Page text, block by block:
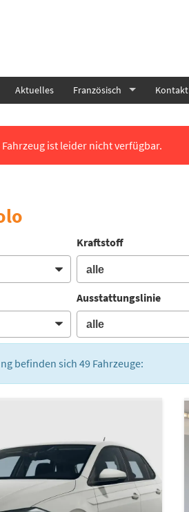
Aktuelles Französisch Kontakt
ist leider nicht verfügbar.
Kraftstoff
Ausstattungslinie
befinden sich49Fahrzeuge: